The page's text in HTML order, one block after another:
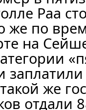
Раа
же по
на
же
отдали